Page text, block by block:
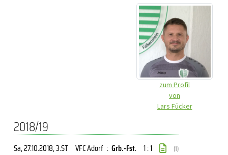
zum Profil
von
Lars Fücker
2018/19
Sa, 27.10.2018, 3.ST VFC Adorf : Grb.-Fst. 1 : 1 (1)